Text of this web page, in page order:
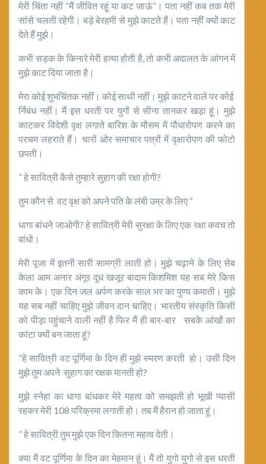
मेरी चिंता नहीं “मैं जीवित रहूं या कट जाऊं”। पता नहीं कब तक मेरी
सांसे चलती रहेगी। बड़े बेरहमी से मुझे काटते हैं। पता नहीं क्यों काट
देते हैं मुझे।
कभी सड़क के किनारे मेरी हत्या होती है, तो कभी अदालत के आंगन में
मुझे काट दिया जाता है।
मेरा कोई शुभचिंतक नहीं। कोई साथी नहीं। मुझे काटने वाले पर कोई
र्निबंध नहीं। मैं इस धरती पर युगों से सीना तानकर खड़ा हूं। मुझे
काटकर विदेशी वृक्ष लगाते बारिश के मौसम में पौधारोपण करने का
परचम लहराते हैं। चारों ओर समाचार पत्रों में वृक्षारोपण की फोटो
छपती।
” हे सावित्री कैसे तुम्हारे सुहाग की रक्षा होगी?
तुम कौन से वट वृक्ष को अपने पति के लंबी उम्र के लिए “
धागा बांधने जाओगी? हे सावित्री मेरी सुरक्षा के लिए एक रक्षा कवच तो
बांधो।
मेरी पूजा में इतनी सारी सामग्री लाती हो। मुझे चढ़ाने के लिए सेब
केला आम अनार अंगूर दूध खजूर बादाम किशमिश यह सब मेरे किस
काम के। एक दिन जल अर्पण करके साल भर का पुण्य कमाती। मुझे
यह सब नहीं चाहिए मुझे जीवन दान चाहिए। भारतीय संस्कृति किसी
को पीड़ा पहुंचाने वाली नहीं है फिर मैं ही बार-बार सबके आंखों का
कांटा क्यों बन जाता हूं?
“हे सावित्री वट पूर्णिमा के दिन ही मुझे स्मरण करती हो। उसी दिन
मुझे तुम अपने सुहाग का रक्षक मानती हो?
मुझे स्नेहा का धागा बांधकर मेरे महत्व को समझती हो भूखी प्यासी
रहकर मेरी 108 परिक्रमा लगाती हो। तब मैं हैरान हो जाता हूं।
” हे सावित्री तुम मुझे एक दिन कितना महत्व देती।
क्या मैं वट पूर्णिमा के दिन का मेहमान हूं। मैं तो युगो युगो से इस धरती